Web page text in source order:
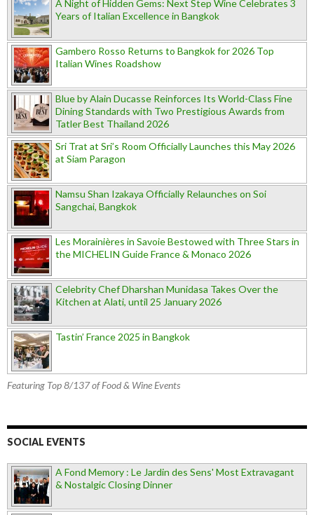
A Night of Hidden Gems: Next Step Wine Celebrates 3
Years of Italian Excellence in Bangkok
Gambero Rosso Returns to Bangkok for 2026 Top
Italian Wines Roadshow
Blue by Alain Ducasse Reinforces Its World-Class Fine
Dining Standards with Two Prestigious Awards from
Tatler Best Thailand 2026
Sri Trat at Sri’s Room Officially Launches this May 2026
at Siam Paragon
Namsu Shan Izakaya Officially Relaunches on Soi
Sangchai, Bangkok
Les Morainières in Savoie Bestowed with Three Stars in
the MICHELIN Guide France & Monaco 2026
Celebrity Chef Dharshan Munidasa Takes Over the
Kitchen at Alati, until 25 January 2026
Tastin’ France 2025 in Bangkok
Featuring Top 8/137 of Food & Wine Events
SOCIAL EVENTS
A Fond Memory : Le Jardin des Sens' Most Extravagant
& Nostalgic Closing Dinner